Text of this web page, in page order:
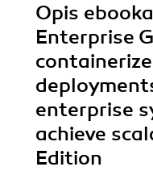
Opis ebooka
Enterprise
enterprise
achieve
Edition